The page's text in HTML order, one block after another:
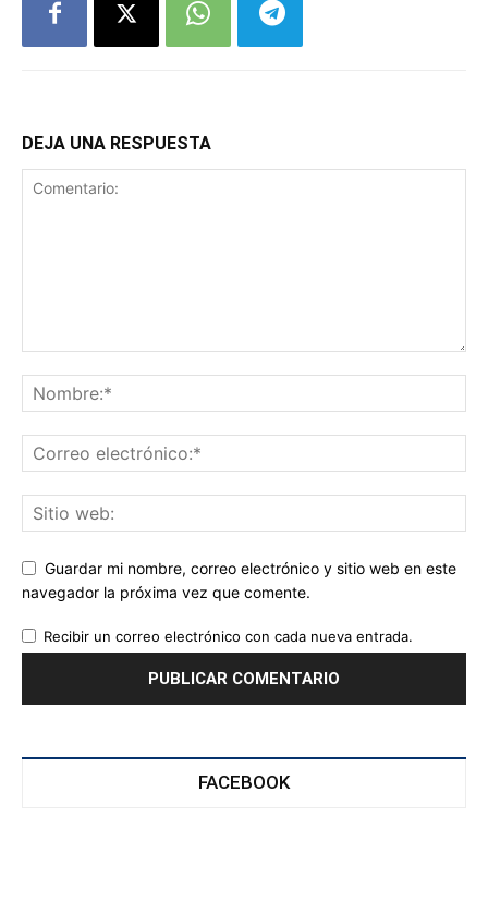
DEJA UNA RESPUESTA
Guardar mi nombre, correo electrónico y sitio web en este
navegador la próxima vez que comente.
Recibir un correo electrónico con cada nueva entrada.
FACEBOOK